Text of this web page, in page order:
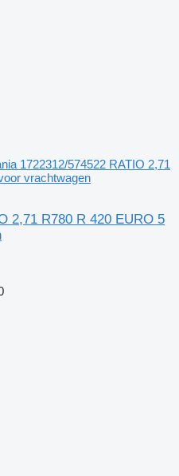
1722312/574522 RATIO 2,71
vrachtwagen
2,71 R780 R 420 EURO 5